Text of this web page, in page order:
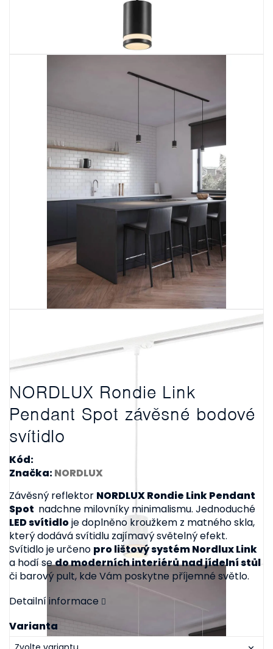
NORDLUX Rondie Link
Pendant Spot závěsné bodové
svítidlo
Kód:
Značka:NORDLUX
Varianta
Závěsný reflektor NORDLUX Rondie Link Pendant
Spot nadchne milovníky minimalismu. Jednoduché
LED svítidloje doplněno kroužkem z matného skla,
který dodává svítidlu zajímavý světelný efekt.
Svítidlo je určeno pro lištový systém Nordlux Link
a hodí sedo moderních interiérůnad jídelní stůl
či barový pult, kde Vám poskytne příjemné světlo.
Detailní informace